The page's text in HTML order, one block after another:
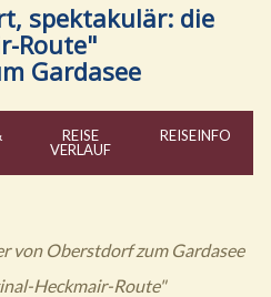
spektakulär: die
Route"
Gardasee
REISE
VERLAUF
REISEINFO
von Oberstdorf zum Gardasee
Heckmair-Route"